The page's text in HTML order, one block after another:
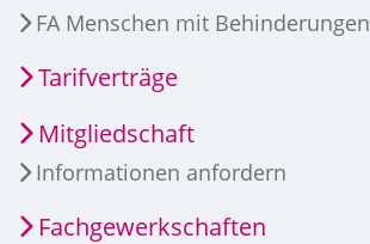
FA Menschen mit Behinderungen
Tarifverträge
Mitgliedschaft
Informationen anfordern
Fachgewerkschaften